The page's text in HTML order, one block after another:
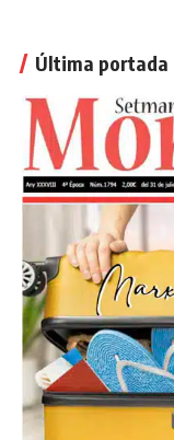
Última portada